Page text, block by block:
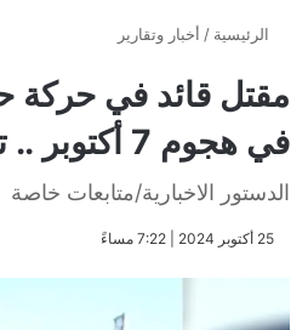
الرئيسية / أخبار وتقارير
مقتل قائد في
في هجوم 7 أكتوبر .. تعرف عليه
الدستور الاخبارية/متابعات خاصة
​25 أكتوبر 2024 | 7:22 مساءً